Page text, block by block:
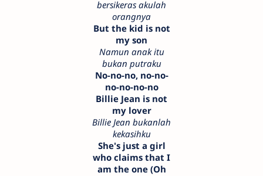
bersikeras akulah
orangnya
But the kid is not
my son
Namun anak itu
bukan putraku
No-no-no, no-no-
no-no-no-no
Billie Jean is not
my lover
Billie Jean bukanlah
kekasihku
She's just a girl
who claims that I
am the one (Oh